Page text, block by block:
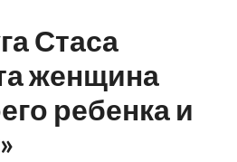
Стаса
женщина
ребенка и